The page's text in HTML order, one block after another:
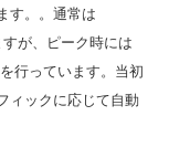
す。。通常は
が、ピーク時には
行っています。当初
ィックに応じて自動